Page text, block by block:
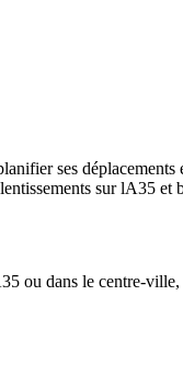
ses déplacements
sur lA35 et
ou dans le centre-